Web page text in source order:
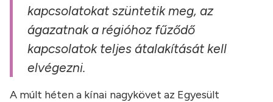
kapcsolatokat szüntetik meg, az
ágazatnak a régióhoz fűződő
kapcsolatok teljes átalakítását kell
elvégezni.
A múlt héten a kínai nagykövet az Egyesült